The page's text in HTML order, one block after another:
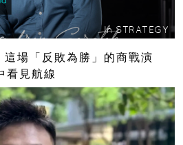
In STRATEGY
場「反敗為勝」的商戰演
看見航線